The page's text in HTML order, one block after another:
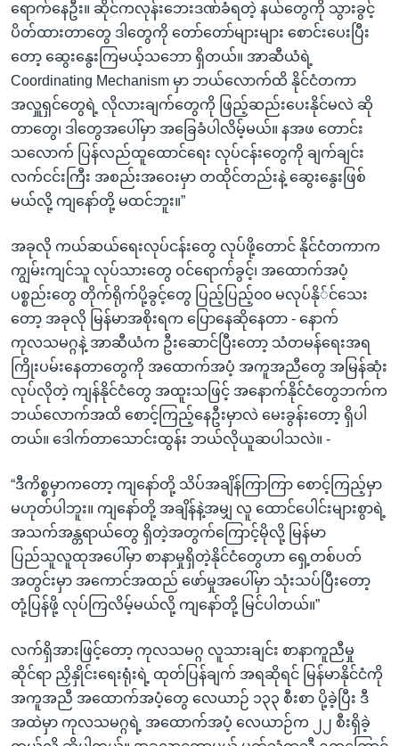
ရောက်နေဦး။ ဆိုင်ကလုန်းဘေးဒဏ်ခံရတဲ့ နယ်တွေကို သွားခွင့်
ပိတ်ထားတာတွေ ဒါတွေကို တော်တော်များများ စောင်းပေးပြီး
တော့ ဆွေးနွေးကြမယ့်သဘော ရှိတယ်။ အာဆီယံရဲ့
Coordinating Mechanism မှာ ဘယ်လောက်ထိ နိုင်ငံတကာ
အလှူရှင်တွေရဲ့ လိုလားချက်တွေကို ဖြည့်ဆည်းပေးနိုင်မလဲ ဆို
တာတွေ၊ ဒါတွေအပေါ်မှာ အခြေခံပါလိမ့်မယ်။ နအဖ တောင်း
သလောက် ပြန်လည်ထူထောင်ရေး လုပ်ငန်းတွေကို ချက်ချင်း
လက်ငင်းကြီး အစည်းအဝေးမှာ တထိုင်တည်းနဲ့ ဆွေးနွေးဖြစ်
မယ်လို့ ကျနော်တို့ မထင်ဘူး။”
အခုလို ကယ်ဆယ်ရေးလုပ်ငန်းတွေ လုပ်ဖို့တောင် နိုင်ငံတကာက
ကျွမ်းကျင်သူ လုပ်သားတွေ ဝင်ရောက်ခွင့်၊ အထောက်အပံ့
ပစ္စည်းတွေ တိုက်ရိုက်ပို့ခွင့်တွေ ပြည့်ပြည့်၀၀ မလုပ်နို်င်သေး
တော့ အခုလို မြန်မာအစိုးရက ပြောနေဆိုနေတာ - နောက်
ကုလသမဂ္ဂနဲ့ အာဆီယံက ဦးဆောင်ပြီးတော့ သံတမန်ရေးအရ
ကြိုးပမ်းနေတာတွေကို အထောက်အပံ့ အကူအညီတွေ အမြန်ဆုံး
လုပ်လိုတဲ့ ကျန်နိုင်ငံတွေ အထူးသဖြင့် အနောက်နိုင်ငံတွေဘက်က
ဘယ်လောက်အထိ စောင့်ကြည့်နေဦးမှာလဲ မေးခွန်းတော့ ရှိပါ
တယ်။ ဒေါက်တာသောင်းထွန်း ဘယ်လိုယူဆပါသလဲ။ -
“ဒီကိစ္စမှာကတော့ ကျနော်တို့ သိပ်အချိန်ကြာကြာ စောင့်ကြည့်မှာ
မဟုတ်ပါဘူး။ ကျနော်တို့ အချိန်နဲ့အမျှ လူ ထောင်ပေါင်းများစွာရဲ့
အသက်အန္တရာယ်တွေ ရှိတဲ့အတွက်ကြောင့်မိုလို့ မြန်မာ
ပြည်သူလူထုအပေါ်မှာ စာနာမှုရှိတဲ့နိုင်ငံတွေဟာ ရှေ့တစ်ပတ်
အတွင်းမှာ အကောင်အထည် ဖော်မှုအပေါ်မှာ သုံးသပ်ပြီးတော့
တုံ့ပြန်ဖို့ လုပ်ကြလိမ့်မယ်လို့ ကျနော်တို့ မြင်ပါတယ်။”
လက်ရှိအားဖြင့်တော့ ကုလသမဂ္ဂ လူသားချင်း စာနာကူညီမှု
ဆိုင်ရာ ညှိနှိုင်းရေးရုံးရဲ့ ထုတ်ပြန်ချက် အရဆိုရင် မြန်မာနိုင်ငံကို
အကူအညီ အထောက်အပံ့တွေ လေယာဉ် ၁၃၃ စီးစာ ပို့ခဲ့ပြီး ဒီ
အထဲမှာ ကုလသမဂ္ဂရဲ့ အထောက်အပံ့ လေယာဉ်က ၂၂ စီးရှိခဲ့